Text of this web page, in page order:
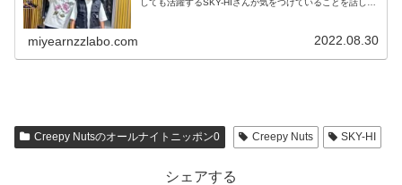
しても活躍するSKY-HIさんが気をつけていることを話して
miyearnzzlabo.com 2022.08.30
Creepy Nutsのオールナイトニッポン0 Creepy Nuts SKY-HI
シェアする